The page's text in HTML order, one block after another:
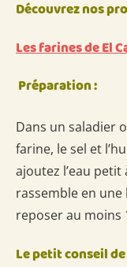
Découvrez nos
Les farines de El
Préparation :
Dans un saladier
farine, le sel et
ajoutez l’eau petit
rassemble en une
reposer au moins
Le petit conseil